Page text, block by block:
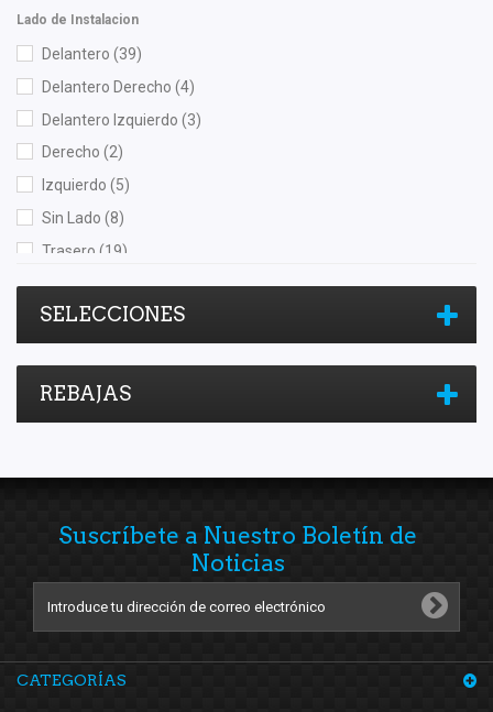
NSB(2)
NTN(1)
OEP(9)
Pagid(1)
Polar(2)
Purolator (1)
Quezada(1)
RASA(1)
Recal(62)
Safety(9)
Speedymexx(7)
SYD(2)
TF Victor(4)
TomCo(3)
Lado de Instalacion
Delantero (39)
Delantero Derecho (4)
Delantero Izquierdo (3)
Derecho (2)
Izquierdo (5)
Sin Lado (8)
Trasero (19)
Trasero Derecho(1)
SELECCIONES
REBAJAS
Suscríbete a Nuestro Boletín de
Noticias
CATEGORÍAS